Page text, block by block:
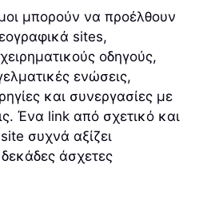
μπορούν να προέλθουν
sites,
οδηγούς,
ενώσεις,
και συνεργασίες με
Ένα link από σχετικό και
συχνά αξίζει
άσχετες